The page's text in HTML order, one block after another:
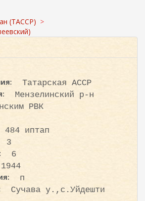
(ТАССР)
Татарская АССР
Мензелинский р-н
РВК
484 иптап
3
6
1944
п
Сучава у.,с.Уйдешти